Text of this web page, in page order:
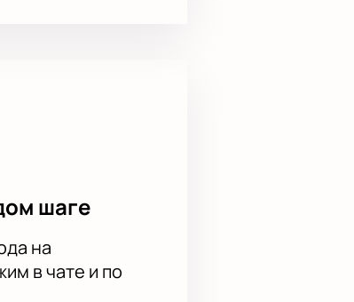
шаге
на
в чате и по